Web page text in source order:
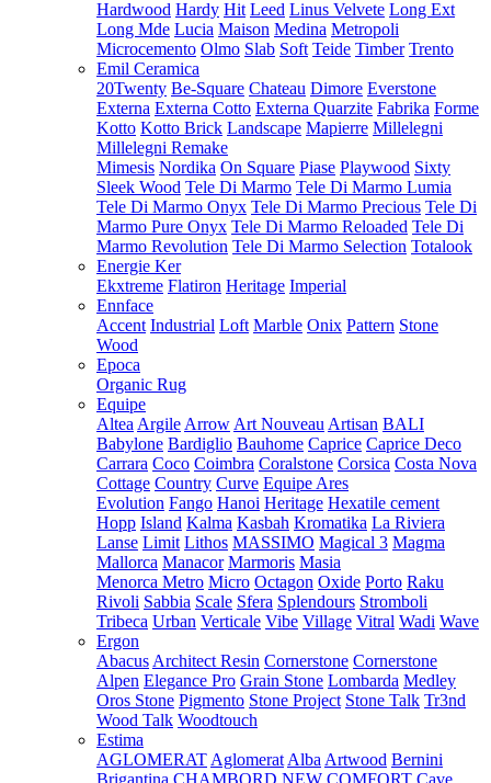
Hardwood Hardy Hit Leed Linus Velvete Long Ext
Long Mde Lucia Maison Medina Metropoli
Microcemento Olmo Slab Soft Teide Timber Trento
Emil Ceramica
20Twenty Be-Square Chateau Dimore Everstone
Externa Externa Cotto Externa Quarzite Fabrika Forme
Kotto Kotto Brick Landscape Mapierre Millelegni
Millelegni Remake
Mimesis Nordika On Square Piase Playwood Sixty
Sleek Wood Tele Di Marmo Tele Di Marmo Lumia
Tele Di Marmo Onyx Tele Di Marmo Precious Tele Di
Marmo Pure Onyx Tele Di Marmo Reloaded Tele Di
Marmo Revolution Tele Di Marmo Selection Totalook
Energie Ker
Ekxtreme Flatiron Heritage Imperial
Ennface
Accent Industrial Loft Marble Onix Pattern Stone
Wood
Epoca
Organic Rug
Equipe
Altea Argile Arrow Art Nouveau Artisan BALI
Babylone Bardiglio Bauhome Caprice Caprice Deco
Carrara Coco Coimbra Coralstone Corsica Costa Nova
Cottage Country Curve Equipe Ares
Evolution Fango Hanoi Heritage Hexatile cement
Hopp Island Kalma Kasbah Kromatika La Riviera
Lanse Limit Lithos MASSIMO Magical 3 Magma
Mallorca Manacor Marmoris Masia
Menorca Metro Micro Octagon Oxide Porto Raku
Rivoli Sabbia Scale Sfera Splendours Stromboli
Tribeca Urban Verticale Vibe Village Vitral Wadi Wave
Ergon
Abacus Architect Resin Cornerstone Cornerstone
Alpen Elegance Pro Grain Stone Lombarda Medley
Oros Stone Pigmento Stone Project Stone Talk Tr3nd
Wood Talk Woodtouch
Estima
AGLOMERAT Aglomerat Alba Artwood Bernini